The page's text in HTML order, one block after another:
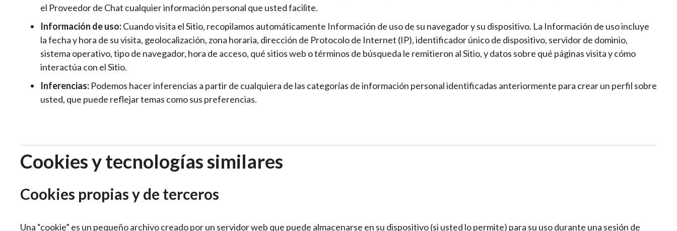
el Proveedor de Chat cualquier información personal que usted facilite.
Información de uso:Cuando visita el Sitio, recopilamos automáticamente Información de uso de su navegador y su dispositivo. La Información de uso incluye
la fecha y hora de su visita, geolocalización, zona horaria, dirección de Protocolo de Internet (IP), identificador único de dispositivo, servidor de dominio,
sistema operativo, tipo de navegador, hora de acceso, qué sitios web o términos de búsqueda le remitieron al Sitio, y datos sobre qué páginas visita y cómo
interactúa con el Sitio.
Inferencias: Podemos hacer inferencias a partir de cualquiera de las categorías de información personal identificadas anteriormente para crear un perfil sobre
usted, que puede reflejar temas como sus preferencias.
Cookies y tecnologías similares
Cookies propias y de terceros
Una “cookie” es un pequeño archivo creado por un servidor web que puede almacenarse en su dispositivo (si usted lo permite) para su uso durante una sesión de